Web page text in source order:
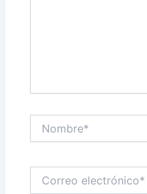
electrónico*